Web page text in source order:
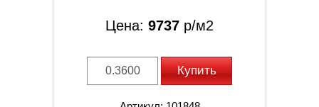
Цена: 9737 р/м2
Купить